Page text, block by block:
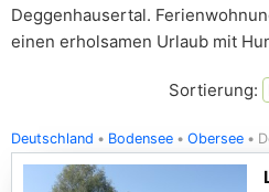
Deggenhausertal.
einen erholsamen Urlaub mit
Sortierung:
Deutschland Bodensee Obersee